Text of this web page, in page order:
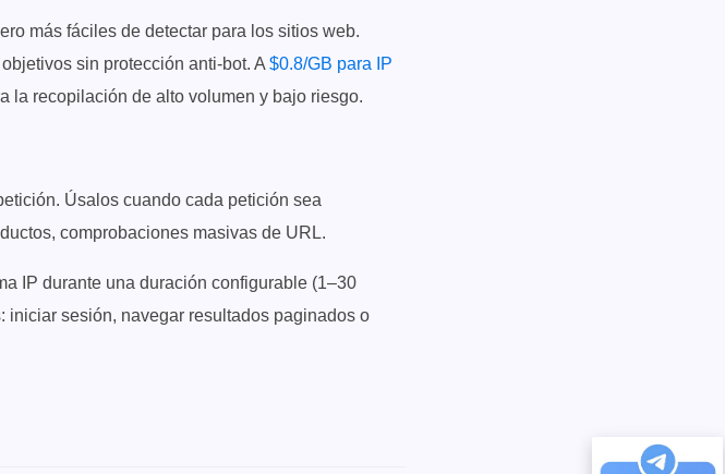
más fáciles de detectar para los sitios web.
sin protección anti-bot. A $0.8/GB para IP
la recopilación de alto volumen y bajo riesgo.
Úsalos cuando cada petición sea
comprobaciones masivas de URL.
IP durante una duración configurable (1–30
iniciar sesión, navegar resultados paginados o